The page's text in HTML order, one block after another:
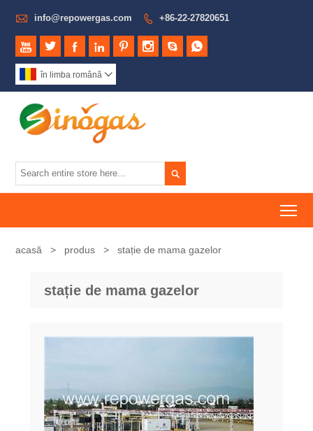
 info@repowergas.com  +86-22-27820651
       
în limba română 

acasă > produs > stație de mama gazelor
stație de mama gazelor